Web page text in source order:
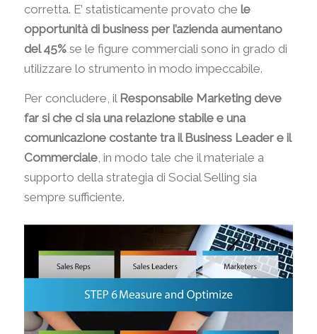
corretta. E’ statisticamente provato che le
opportunità di business per l’azienda aumentano
del 45%se le figure commerciali sono in grado di
utilizzare lo strumento in modo impeccabile.
Per concludere, il Responsabile Marketing deve
far si che ci sia una relazione stabile e una
comunicazione costante tra il Business Leader e il
Commerciale, in modo tale che il materiale a
supporto della strategia di Social Selling sia
sempre sufficiente.